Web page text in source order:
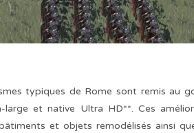
typiques de Rome sont remis au
large et native Ultra HD**. Ces
et objets remodélisés ainsi